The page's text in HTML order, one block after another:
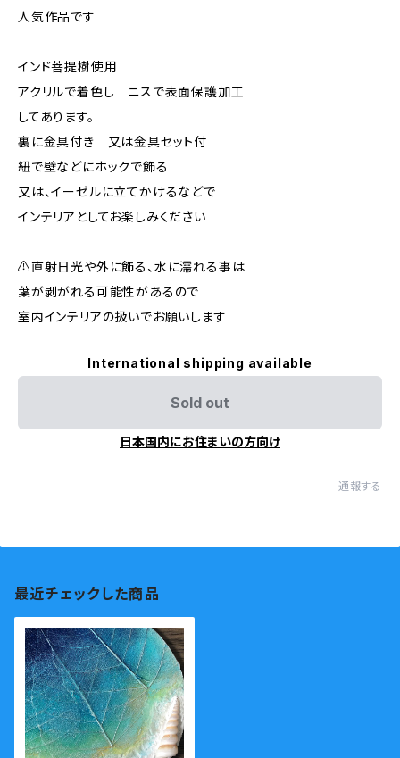
人気作品です
インド菩提樹使用
アクリルで着色し ニスで表面保護加工
してあります。
裏に金具付き 又は金具セット付
紐で壁などにホックで飾る
又は、イーゼルに立てかけるなどで
インテリアとしてお楽しみください
⚠️直射日光や外に飾る、水に濡れる事は
葉が剥がれる可能性があるので
室内インテリアの扱いでお願いします
International shipping available
Sold out
日本国内にお住まいの方向け
通報する
最近チェックした商品